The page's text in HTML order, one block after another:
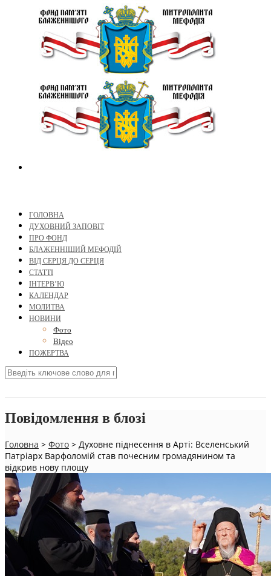
ГОЛОВНА
ДУХОВНИЙ ЗАПОВІТ
ПРО ФОНД
БЛАЖЕННІШИЙ МЕФОДІЙ
ВІД СЕРЦЯ ДО СЕРЦЯ
СТАТТІ
ІНТЕРВ’Ю
КАЛЕНДАР
МОЛИТВА
НОВИНИ
Фото
Відео
ПОЖЕРТВА
Повідомлення в блозі
Головна > Фото > Духовне піднесення в Арті: Вселенський
Патріарх Варфоломій став почесним громадянином та
відкрив нову площу